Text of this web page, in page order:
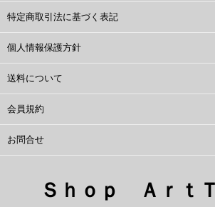
特定商取引法に基づく表記
個人情報保護方針
送料について
会員規約
お問合せ
Ｓｈｏｐ Ａｒｔ